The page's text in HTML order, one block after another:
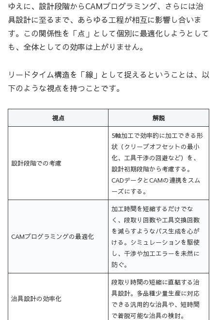
ゆえに、設計段階からCAMプログラミング、さらには治
具設計に至るまで、あらゆる工程が相互に影響し合いま
す。この関係性を「点」として個別に最適化しようとして
も、全体としての効率は上がりません。
リードタイム構造を「線」として捉えるということは、以
下のような視点を持つことです。
視点 解説
設計段階での考慮
5軸加工で効率的に加工できる形
状（クリープオフセットの最小
化、工具干渉の回避など）を、
設計初期段階から考慮する。
CADデータとCAMの連携をスム
ーズにする。
CAMプログラミングの最適化
加工時間を短縮するだけでな
く、段取り回数や工具交換回数
を減らすようなパス生成を心が
ける。シミュレーションを駆使
し、干渉や加工エラーを未然に
防ぐ。
治具設計の効率化
段取り時間の短縮に直結する治
具設計。多品種少量生産に対応
できる汎用的な治具や、短時間
で着脱可能な治具の検討。